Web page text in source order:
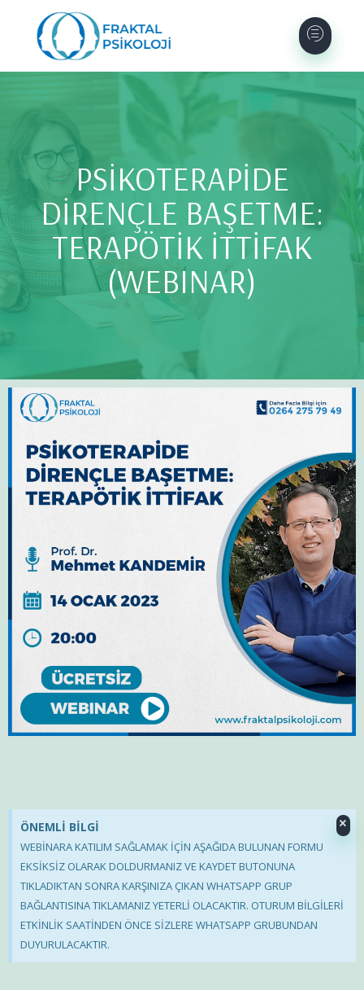
PSİKOTERAPİDE
DİRENÇLE BAŞETME:
TERAPÖTİK İTTİFAK
(WEBINAR)
ÖNEMLİ BİLGİ
WEBİNARA KATILIM SAĞLAMAK İÇİN AŞAĞIDA BULUNAN FORMU
EKSİKSİZ OLARAK DOLDURMANIZ VE KAYDET BUTONUNA
TIKLADIKTAN SONRA KARŞINIZA ÇIKAN WHATSAPP GRUP
BAĞLANTISINA TIKLAMANIZ YETERLİ OLACAKTIR. OTURUM BİLGİLERİ
ETKİNLİK SAATİNDEN ÖNCE SİZLERE WHATSAPP GRUBUNDAN
DUYURULACAKTIR.
×